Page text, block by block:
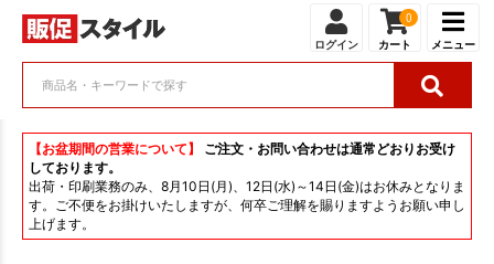
ログイン
0
カート メニュー
【お盆期間の営業について】
ご注文・お問い合わせは通常どおりお受け
しております。
出荷・印刷業務のみ、8月10日(月)、12日(水)～14日(金)はお休みとなりま
す。ご不便をお掛けいたしますが、何卒ご理解を賜りますようお願い申し
上げます。